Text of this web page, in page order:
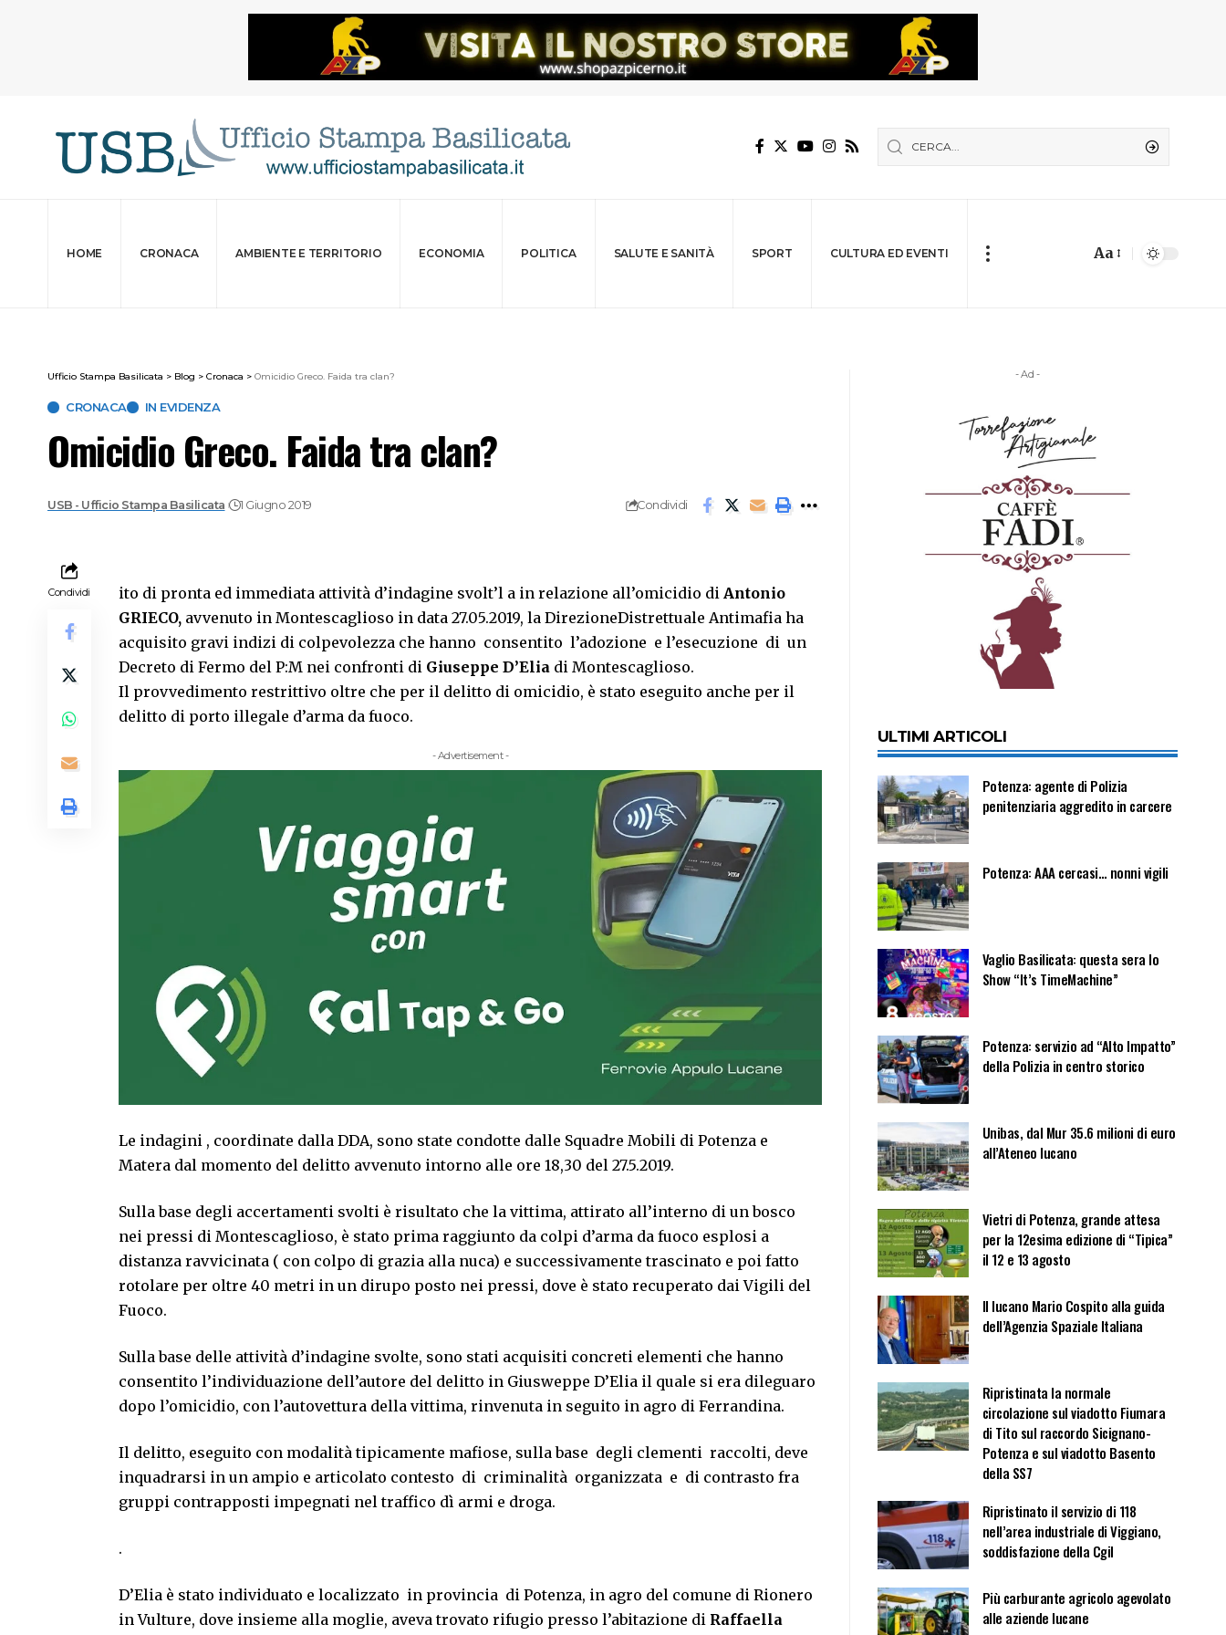
HOME CRONACA AMBIENTE E TERRITORIO ECONOMIA POLITICA SALUTE E SANITÀ SPORT CULTURA ED EVENTI Aa
Ufficio Stampa Basilicata > Blog > Cronaca > Omicidio Greco. Faida tra clan?
CRONACA IN EVIDENZA
Omicidio Greco. Faida tra clan?
USB - Ufficio Stampa Basilicata 1 Giugno 2019 Condividi
Condividi ito di pronta ed immediata attività d’indagine svolt’l a in relazione all’omicidio di Antonio
GRIECO, avvenuto in Montescaglioso in data 27.05.2019, la DirezioneDistrettuale Antimafia ha
acquisito gravi indizi di colpevolezza che hanno consentito l’adozione e l’esecuzione di un
Decreto di Fermo del P:M nei confronti di Giuseppe D’Elia di Montescaglioso.
Il provvedimento restrittivo oltre che per il delitto di omicidio, è stato eseguito anche per il
delitto di porto illegale d’arma da fuoco.
- Advertisement -
Le indagini , coordinate dalla DDA, sono state condotte dalle Squadre Mobili di Potenza e
Matera dal momento del delitto avvenuto intorno alle ore 18,30 del 27.5.2019.
Sulla base degli accertamenti svolti è risultato che la vittima, attirato all’interno di un bosco
nei pressi di Montescaglioso, è stato prima raggiunto da colpi d’arma da fuoco esplosi a
distanza ravvicinata ( con colpo di grazia alla nuca) e successivamente trascinato e poi fatto
rotolare per oltre 40 metri in un dirupo posto nei pressi, dove è stato recuperato dai Vigili del
Fuoco.
Sulla base delle attività d’indagine svolte, sono stati acquisiti concreti elementi che hanno
consentito l’individuazione dell’autore del delitto in Giusweppe D’Elia il quale si era dileguaro
dopo l’omicidio, con l’autovettura della vittima, rinvenuta in seguito in agro di Ferrandina.
Il delitto, eseguito con modalità tipicamente mafiose, sulla base degli clementi raccolti, deve
inquadrarsi in un ampio e articolato contesto di criminalità organizzata e di contrasto fra
gruppi contrapposti impegnati nel traffico dì armi e droga.
.
D’Elia è stato individuato e localizzato in provincia di Potenza, in agro del comune di Rionero
in Vulture, dove insieme alla moglie, aveva trovato rifugio presso l’abitazione di Raffaella
- Ad -
ULTIMI ARTICOLI
Potenza: agente di Polizia
penitenziaria aggredito in carcere
Potenza: AAA cercasi… nonni vigili
Vaglio Basilicata: questa sera lo
Show “It’s TimeMachine”
Potenza: servizio ad “Alto Impatto”
della Polizia in centro storico
Unibas, dal Mur 35.6 milioni di euro
all’Ateneo lucano
Vietri di Potenza, grande attesa
per la 12esima edizione di “Tipica”
il 12 e 13 agosto
Il lucano Mario Cospito alla guida
dell’Agenzia Spaziale Italiana
Ripristinata la normale
circolazione sul viadotto Fiumara
di Tito sul raccordo Sicignano-
Potenza e sul viadotto Basento
della SS7
Ripristinato il servizio di 118
nell’area industriale di Viggiano,
soddisfazione della Cgil
Più carburante agricolo agevolato
alle aziende lucane